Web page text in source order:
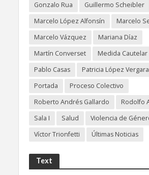
Gonzalo Rua
Guillermo Scheibler
Marcelo López Alfonsín
Marcelo
Marcelo Vázquez
Mariana Díaz
Martín Converset
Medida Cautelar
Pablo Casas
Patricia López Vergara
Portada
Proceso Colectivo
Roberto Andrés Gallardo
Rodolfo
Sala I
Salud
Violencia de
Víctor Trionfetti
Últimas Noticias
Text